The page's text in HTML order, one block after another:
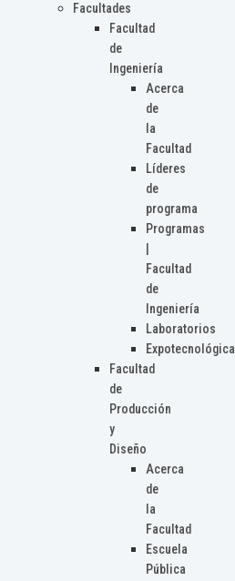
Facultades
Facultad
de
Ingeniería
Acerca
de
la
Facultad
Líderes
de
programa
Programas
Facultad
de
Ingeniería
Laboratorios
Expotecnológica
Facultad
de
Producción
y
Diseño
Acerca
de
la
Facultad
Escuela
Pública